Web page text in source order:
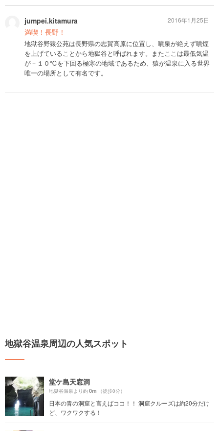
jumpei.kitamura
満喫！長野！
地獄谷野猿公苑は長野県の志賀高原に位置し、噴泉が絶えず噴煙
を上げていることから地獄谷と呼ばれます。またここは最低気温
が－１０℃を下回る極寒の地域であるため、猿が温泉に入る世界
唯一の場所として有名です。
2016年1月25日
地獄谷温泉周辺の人気スポット
堂ケ島天窓洞
地獄谷温泉より約0m （徒歩0分）
日本の青の洞窟と言えばココ！！ 洞窟クルーズは約20分だけ
ど、ワクワクする！